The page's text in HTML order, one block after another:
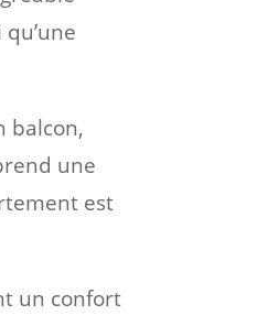
balcon,
une
est
un confort